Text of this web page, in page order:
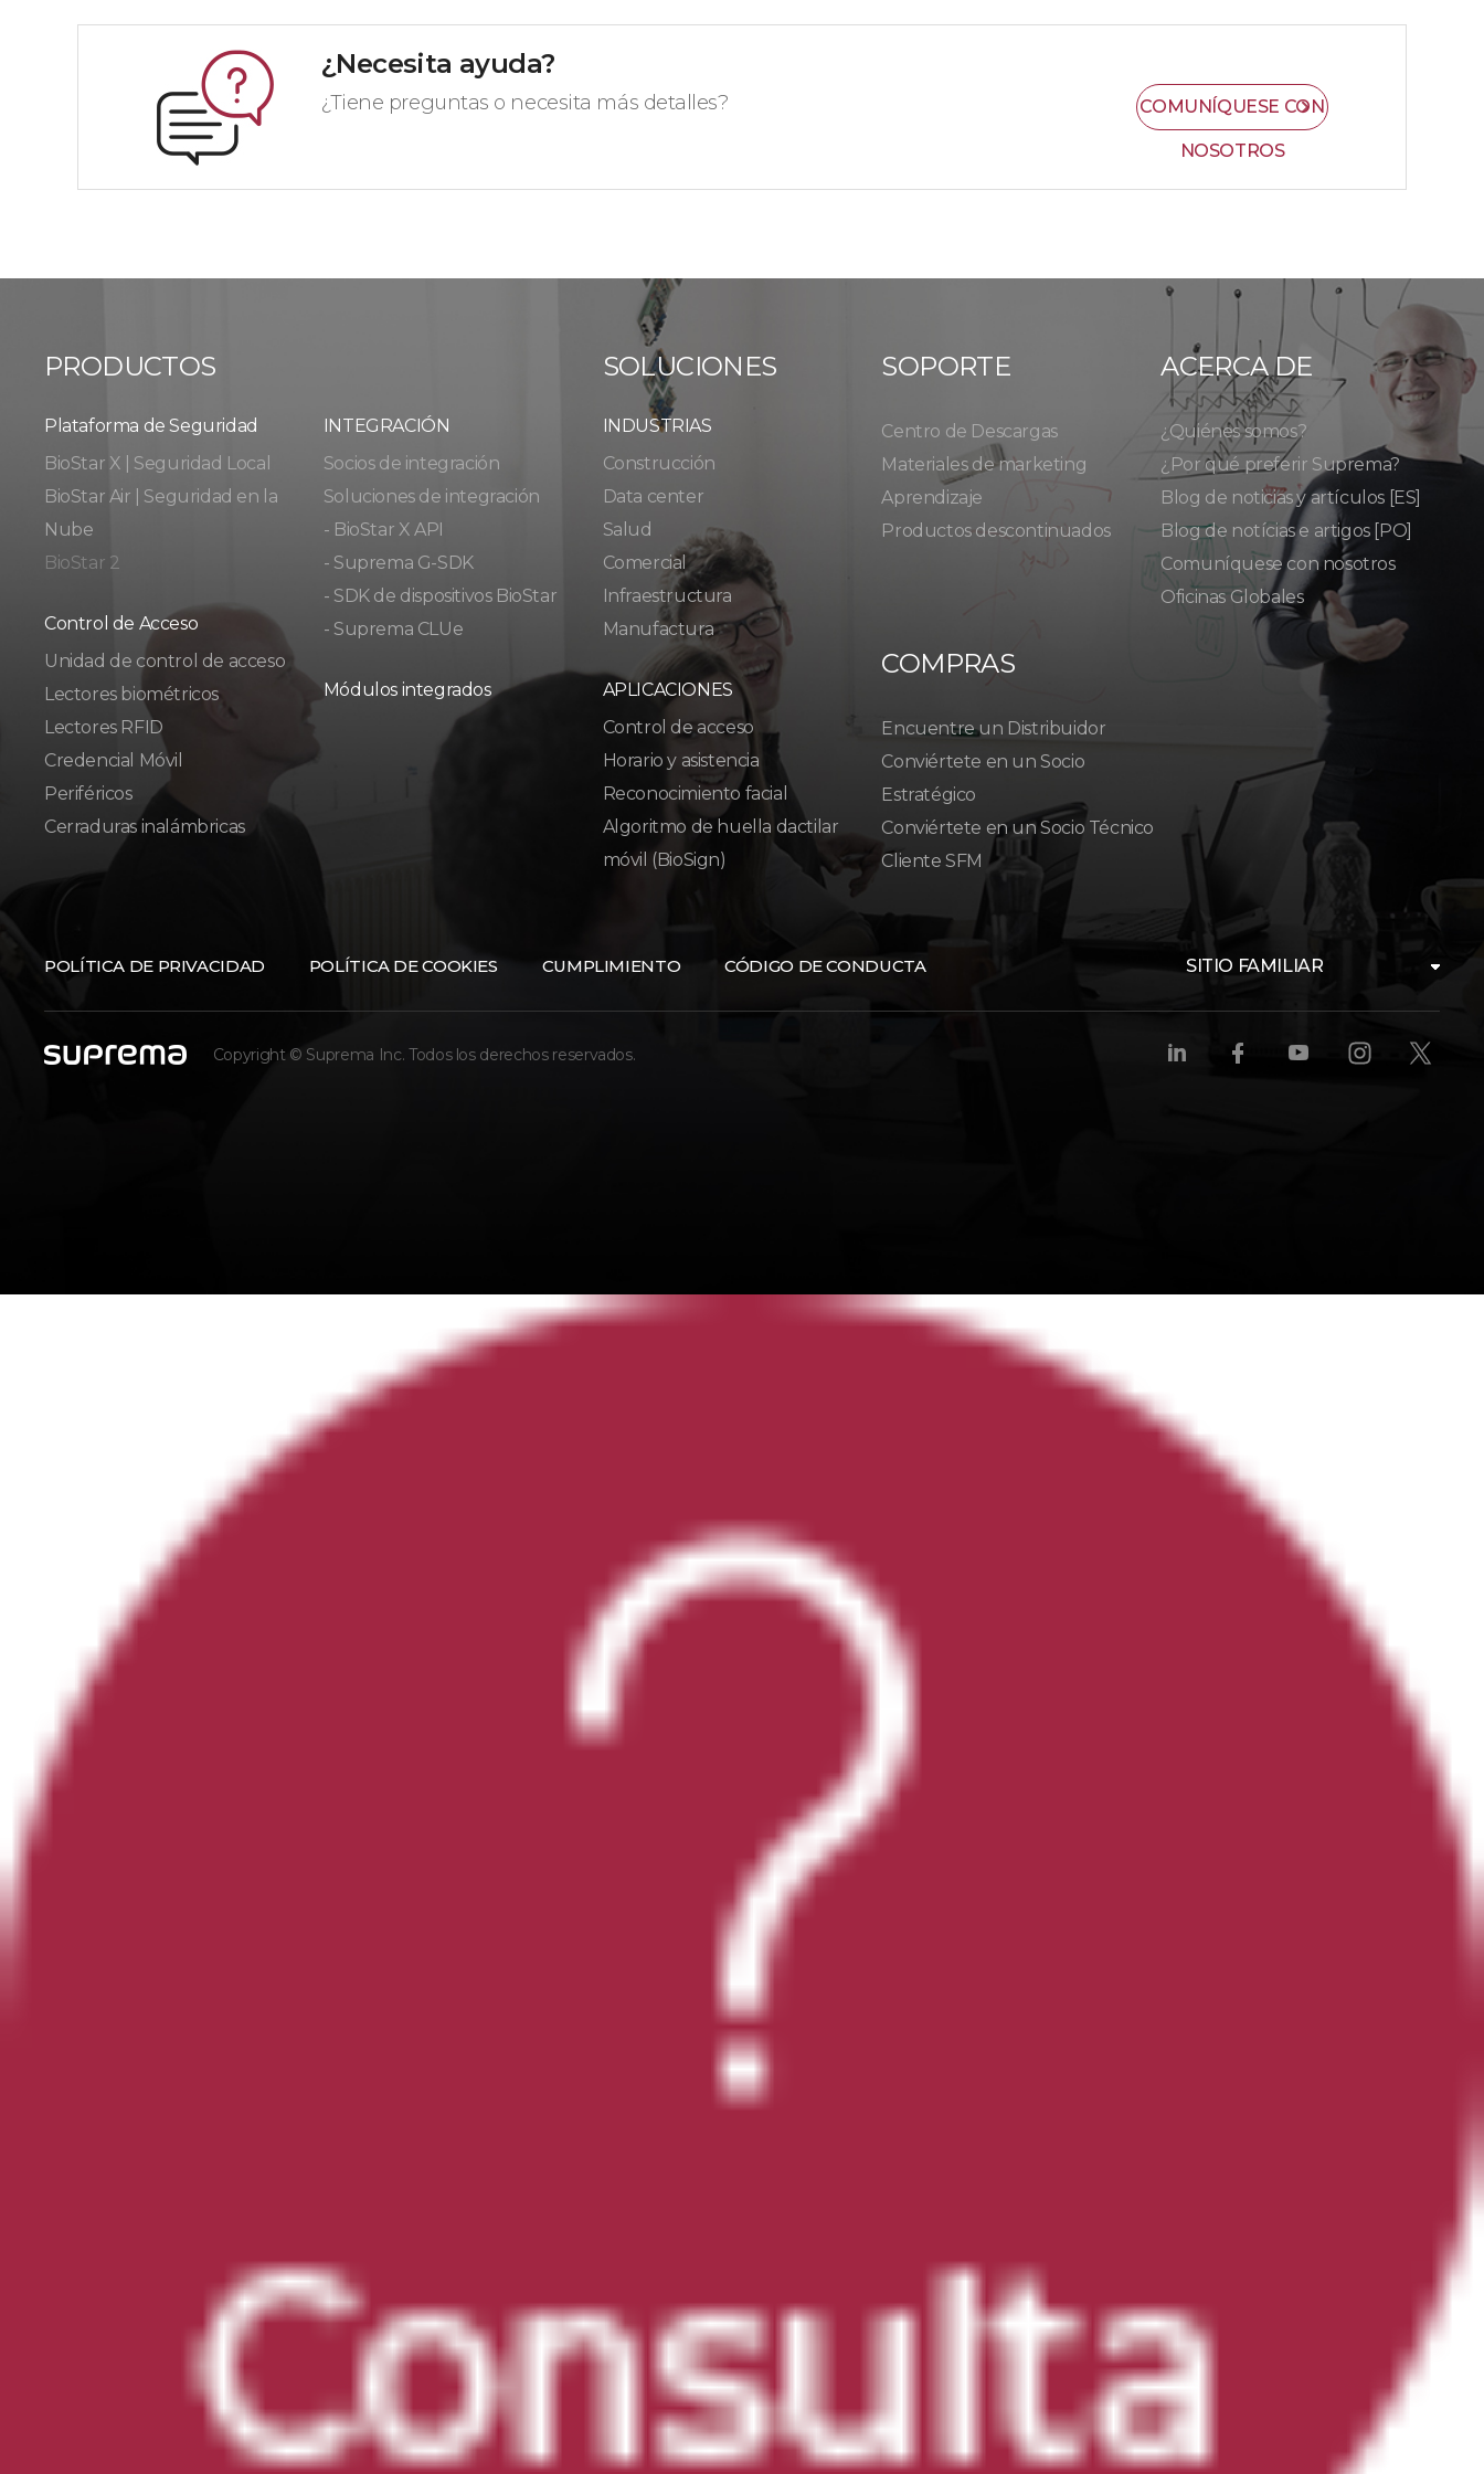
¿Necesita ayuda?
¿Tiene preguntas o necesita más detalles? COMUNÍQUESE CON
NOSOTROS
PRODUCTOS
Plataforma de Seguridad
BioStar X | Seguridad Local
BioStar Air | Seguridad en la
Nube
BioStar 2
Control de Acceso
Unidad de control de acceso
Lectores biométricos
Lectores RFID
Credencial Móvil
Periféricos
Cerraduras inalámbricas
INTEGRACIÓN
Socios de integración
Soluciones de integración
- BioStar X API
- Suprema G-SDK
- SDK de dispositivos BioStar
- Suprema CLUe
Módulos integrados
SOLUCIONES
INDUSTRIAS
Construcción
Data center
Salud
Comercial
Infraestructura
Manufactura
APLICACIONES
Control de acceso
Horario y asistencia
Reconocimiento facial
Algoritmo de huella dactilar
móvil (BioSign)
SOPORTE
Centro de Descargas
Materiales de marketing
Aprendizaje
Productos descontinuados
ACERCA DE
¿Quiénes somos?
¿Por qué preferir Suprema?
Blog de noticias y artículos [ES]
Blog de notícias e artigos [PO]
Comuníquese con nosotros
Oficinas Globales
COMPRAS
Encuentre un Distribuidor
Conviértete en un Socio
Estratégico
Conviértete en un Socio Técnico
Cliente SFM
POLÍTICA DE PRIVACIDAD POLÍTICA DE COOKIES CUMPLIMIENTO CÓDIGO DE CONDUCTA SITIO FAMILIAR
Copyright © Suprema Inc. Todos los derechos reservados.